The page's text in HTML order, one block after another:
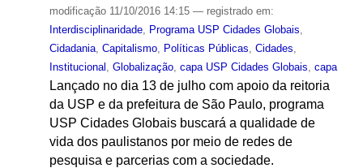
modificação11/10/2016 14:15 — registrado em:
Interdisciplinaridade, Programa USP Cidades Globais
Cidadania, Capitalismo, Políticas Públicas Cidades
Institucional Globalização, capa USP Cidades Globais capa
Lançado no dia 13 de julho com apoio da reitoria
da USP e da prefeitura de São Paulo, programa
USP Cidades Globais buscará a qualidade de
vida dos paulistanos por meio de redes de
pesquisa e parcerias com a sociedade.